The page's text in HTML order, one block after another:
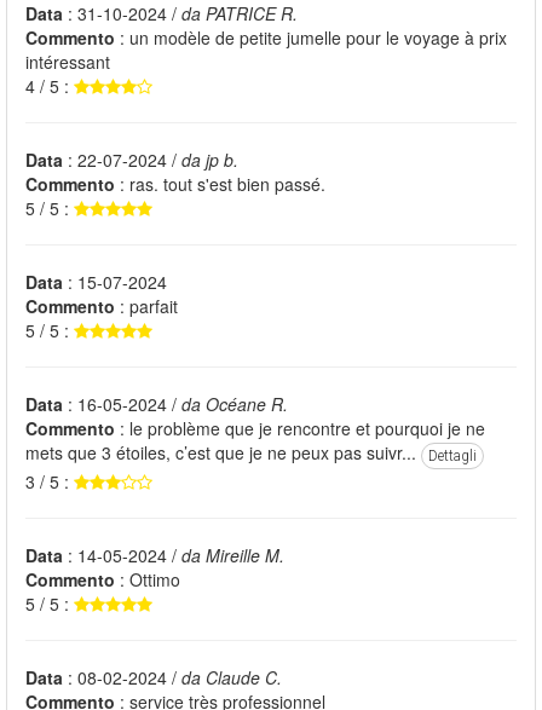
Data : 31-10-2024 / da PATRICE R.
Commento : un modèle de petite jumelle pour le voyage à prix
intéressant
4 / 5 :
Data : 22-07-2024 / da jp b.
Commento : ras. tout s'est bien passé.
5 / 5 :
Data : 15-07-2024
Commento : parfait
5 / 5 :
Data : 16-05-2024 / da Océane R.
Commento : le problème que je rencontre et pourquoi je ne
mets que 3 étoiles, c’est que je ne peux pas suivr...
Dettagli
3 / 5 :
Data : 14-05-2024 / da Mireille M.
Commento : Ottimo
5 / 5 :
Data : 08-02-2024 / da Claude C.
Commento : service très professionnel